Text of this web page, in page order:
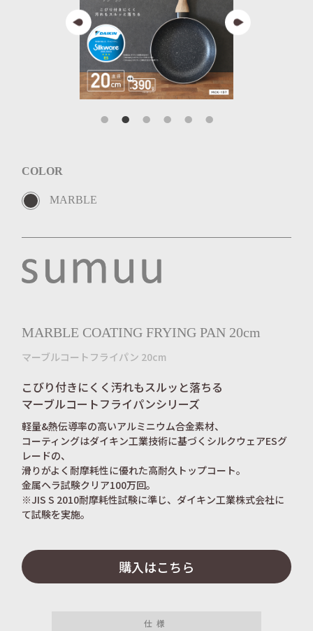
MARBLE COATING FRYING PAN 20cm
マーブルコートフライパン 20cm
こびり付きにくく汚れもスルッと落ちる
マーブルコートフライパンシリーズ
軽量&熱伝導率の高いアルミニウム合金素材、
コーティングはダイキン工業技術に基づくシルクウェアESグ
レードの、
滑りがよく耐摩耗性に優れた高耐久トップコート。
金属ヘラ試験クリア100万回。
※JIS S 2010耐摩耗性試験に準じ、ダイキン工業株式会社に
て試験を実施。
購入はこちら
COLOR
MARBLE
仕様